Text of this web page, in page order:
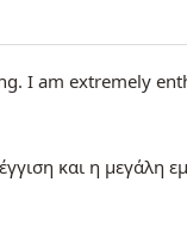
I am extremely
και η μεγάλη